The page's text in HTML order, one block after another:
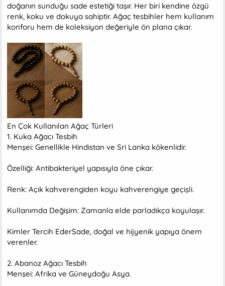
doğanın sunduğu sade estetiği taşır. Her biri kendine özgü
renk, koku ve dokuya sahiptir. Ağaç tesbihler hem kullanım
konforu hem de koleksiyon değeriyle ön plana çıkar.
En Çok Kullanılan Ağaç Türleri
1. Kuka Ağacı Tesbih
Menşei: Genellikle Hindistan ve Sri Lanka kökenlidir.
Özelliği: Antibakteriyel yapısıyla öne çıkar.
Renk: Açık kahverengiden koyu kahverengiye geçişli.
Kullanımda Değişim: Zamanla elde parladıkça koyulaşır.
Kimler Tercih EderSade, doğal ve hijyenik yapıya önem
verenler.
2. Abanoz Ağacı Tesbih
Menşei: Afrika ve Güneydoğu Asya.